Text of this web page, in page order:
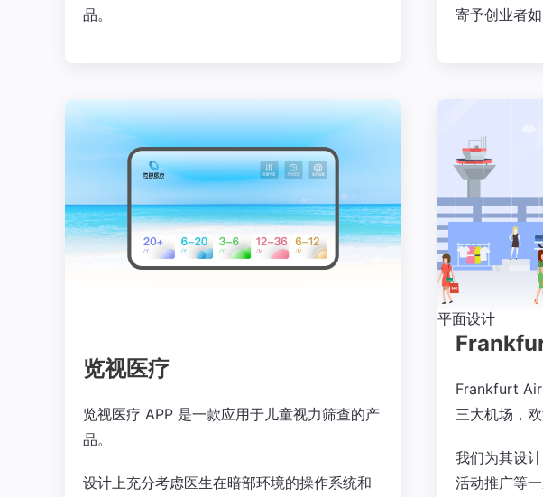
品。
寄予创业者
览视医疗
览视医疗 APP 是一款应用于儿童视力筛查的产
品。
设计上充分考虑医生在暗部环境的操作系统和
平面设计
Frankfurt
三大机场，
我们为其设
活动推广等